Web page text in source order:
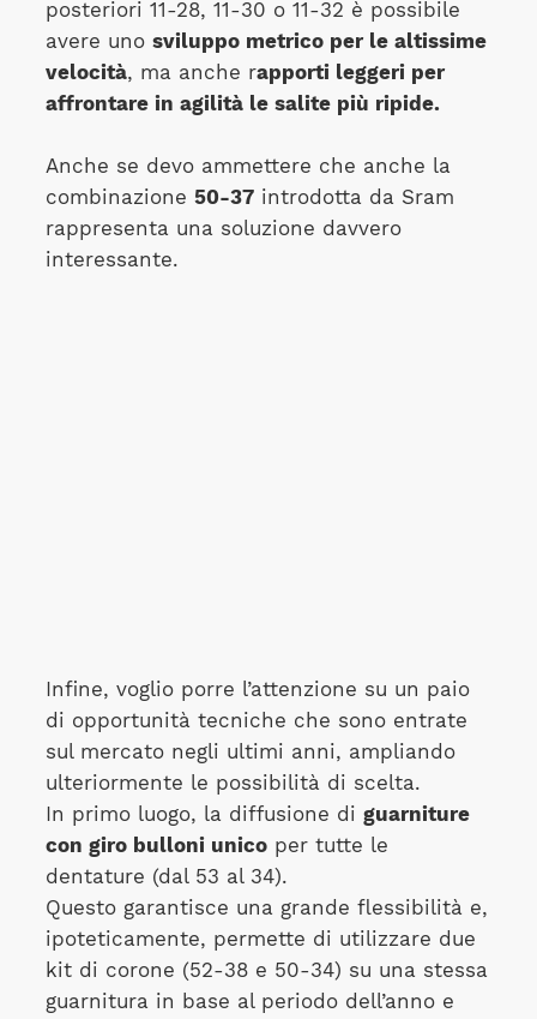
posteriori 11-28, 11-30 o 11-32 è possibile
avere uno sviluppo metrico per le altissime
velocità, ma anche rapporti leggeri per
affrontare in agilità le salite più ripide.
Anche se devo ammettere che anche la
combinazione 50-37introdotta da Sram
rappresenta una soluzione davvero
interessante.
Infine, voglio porre l’attenzione su un paio
di opportunità tecniche che sono entrate
sul mercato negli ultimi anni, ampliando
ulteriormente le possibilità di scelta.
In primo luogo, la diffusione di guarniture
con giro bulloni unicoper tutte le
dentature (dal 53 al 34).
Questo garantisce una grande flessibilità e,
ipoteticamente, permette di utilizzare due
kit di corone (52-38 e 50-34) su una stessa
guarnitura in base al periodo dell’anno e